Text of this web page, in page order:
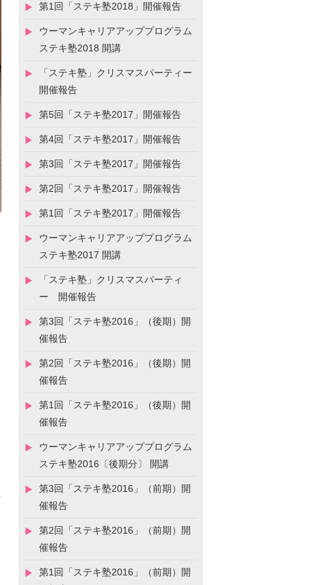
第1回「ステキ塾2018」開催報告
ウーマンキャリアアッププログラム
ステキ塾2018 開講
「ステキ塾」クリスマスパーティー
開催報告
第5回「ステキ塾2017」開催報告
第4回「ステキ塾2017」開催報告
第3回「ステキ塾2017」開催報告
第2回「ステキ塾2017」開催報告
第1回「ステキ塾2017」開催報告
ウーマンキャリアアッププログラム
ステキ塾2017 開講
「ステキ塾」クリスマスパーティ
ー 開催報告
第3回「ステキ塾2016」（後期）開
催報告
第2回「ステキ塾2016」（後期）開
催報告
第1回「ステキ塾2016」（後期）開
催報告
ウーマンキャリアアッププログラム
ステキ塾2016〔後期分〕 開講
第3回「ステキ塾2016」（前期）開
催報告
第2回「ステキ塾2016」（前期）開
催報告
第1回「ステキ塾2016」（前期）開